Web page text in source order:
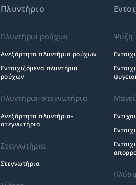
Πλυντήριο
Πλυντήρια ρούχων
Ανεξάρτητα πλυντήρια ρούχων
Εντοιχιζόμενα πλυντήρια
ρούχων
Πλυντήρια-στεγνωτήρια
Ανεξάρτητα πλυντήρια-
στεγνωτήρια
Στεγνωτήρια
Στεγνωτήρια
Ψύξη